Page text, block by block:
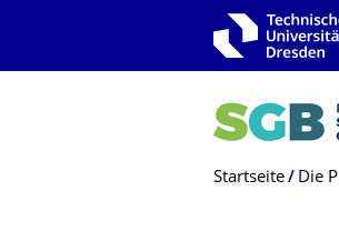
Zur Hauptnavigation springen
Breadcrumb-
Startseite Die